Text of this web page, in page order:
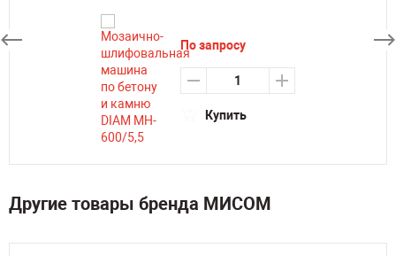
По запросу
Купить
Другие товары бренда МИСОМ